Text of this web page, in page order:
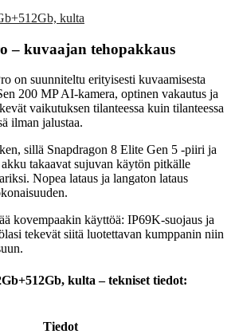
kulta
– kuvaajan tehopakkaus
on suunniteltu erityisesti kuvaamisesta
200 MP AI-kamera, optinen vakautus ja
vaikutuksen tilanteessa kuin tilanteessa
ilman jalustaa.
sillä Snapdragon 8 Elite Gen 5 -piiri ja
takaavat sujuvan käytön pitkälle
Nopea lataus ja langaton lataus
kovempaakin käyttöä: IP69K-suojaus ja
tekevät siitä luotettavan kumppanin niin
kulta – tekniset tiedot:
Tiedot